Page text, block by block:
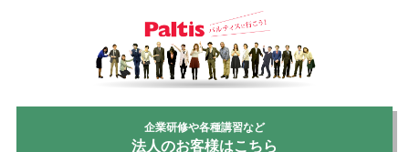
企業研修や各種講習など
法人のお客様はこちら